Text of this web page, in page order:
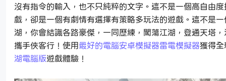
沒有指令的輸入，也不只純粹的文字。這不是一個高自由
戲，卻是一個有劇情有選擇有策略多玩法的遊戲。這不是
湖，你會結識各路豪傑，一同歷練，闖蕩江湖，登通天塔
攜手俠客行！使用最好的電腦安卓模擬器雷電模擬器獲得
湖電腦版遊戲體驗！